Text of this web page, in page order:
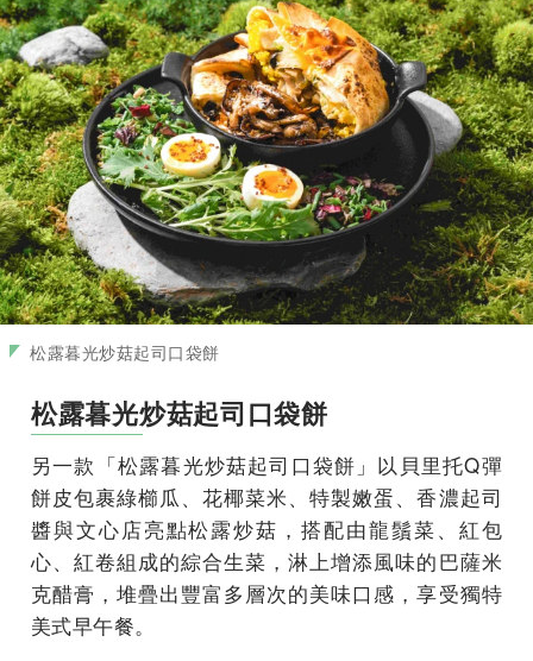
松露暮光炒菇起司口袋餅
松露暮光炒菇起司口袋餅
另一款「松露暮光炒菇起司口袋餅」以貝里托Q彈
餅皮包裹綠櫛瓜、花椰菜米、特製嫩蛋、香濃起司
醬與文心店亮點松露炒菇，搭配由龍鬚菜、紅包
心、紅卷組成的綜合生菜，淋上增添風味的巴薩米
克醋膏，堆疊出豐富多層次的美味口感，享受獨特
美式早午餐。